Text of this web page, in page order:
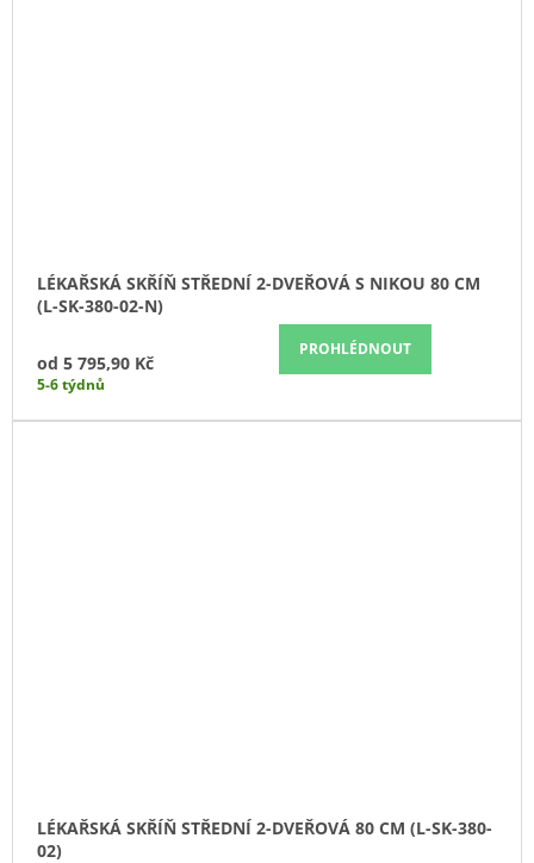
LÉKAŘSKÁ SKŘÍŇ STŘEDNÍ 2-DVEŘOVÁ S NIKOU 80 CM
(L-SK-380-02-N)
od 5 795,90 Kč
PROHLÉDNOUT
5-6 týdnů
LÉKAŘSKÁ SKŘÍŇ STŘEDNÍ 2-DVEŘOVÁ 80 CM (L-SK-380-
02)